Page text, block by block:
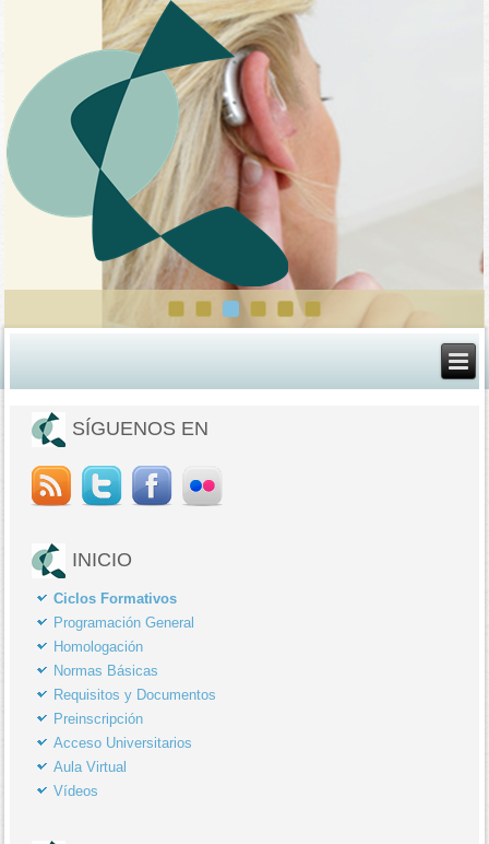
SÍGUENOS EN
INICIO
Ciclos Formativos
Programación General
Homologación
Normas Básicas
Requisitos y Documentos
Preinscripción
Acceso Universitarios
Aula Virtual
Vídeos